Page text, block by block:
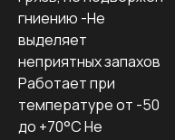
гниению -Не
выделяет
неприятных запахов
Работает при
температуре от -50
до +70°C Не